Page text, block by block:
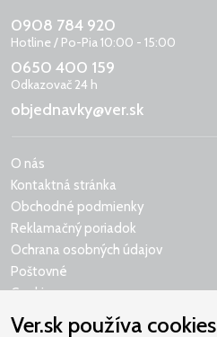
0908 784 920
Hotline / Po-Pia 10:00 - 15:00
0650 400 159
Odkazovač 24 h
objednavky@ver.sk
O nás
Kontaktná stránka
Obchodné podmienky
Reklamačný poriadok
Ochrana osobných údajov
Poštovné
Cookies
Ver.sk používa cookies